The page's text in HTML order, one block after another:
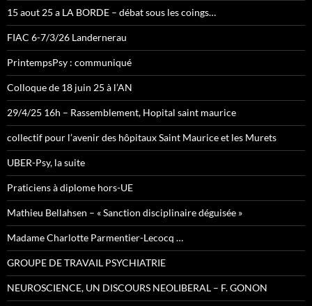
15 aout 25 a LA BORDE – débat sous les coings…
FIAC 6-7/3/26 Landernerau
PrintempsPsy : communiqué
Colloque de 18 juin 25 à l’AN
29/4/25 16h – Rassemblement, Hopital saint maurice
collectif pour l’avenir des hôpitaux Saint Maurice et les Murets
UBER-Psy, la suite
Praticiens à diplome hors-UE
Mathieu Bellahsen – « Sanction disciplinaire déguisée »
Madame Charlotte Parmentier-Lecocq …
GROUPE DE TRAVAIL PSYCHIATRIE
NEUROSCIENCE, UN DISCOURS NEOLIBERAL – F. GONON